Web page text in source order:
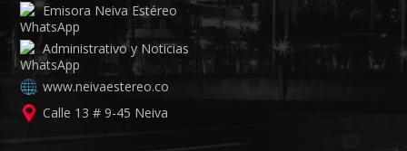
Emisora Neiva Estéreo
Administrativo y Noticias
www.neivaestereo.co
Calle 13 # 9-45 Neiva